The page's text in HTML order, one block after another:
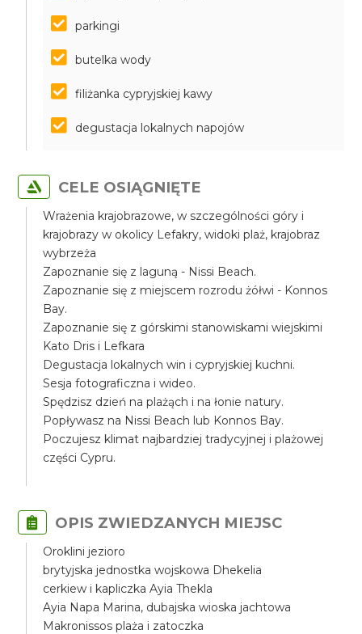
parkingi
butelka wody
filiżanka cypryjskiej kawy
degustacja lokalnych napojów
CELE OSIĄGNIĘTE
Wrażenia krajobrazowe, w szczególności góry i
krajobrazy w okolicy Lefakry, widoki plaż, krajobraz
wybrzeża
Zapoznanie się z laguną - Nissi Beach.
Zapoznanie się z miejscem rozrodu żółwi - Konnos
Bay.
Zapoznanie się z górskimi stanowiskami wiejskimi
Kato Dris i Lefkara
Degustacja lokalnych win i cypryjskiej kuchni.
Sesja fotograficzna i wideo.
Spędzisz dzień na plażąch i na łonie natury.
Popływasz na Nissi Beach lub Konnos Bay.
Poczujesz klimat najbardziej tradycyjnej i plażowej
części Cypru.
OPIS ZWIEDZANYCH MIEJSC
Oroklini jezioro
brytyjska jednostka wojskowa Dhekelia
cerkiew i kapliczka Ayia Thekla
Ayia Napa Marina, dubajska wioska jachtowa
Makronissos plaża i zatoczka